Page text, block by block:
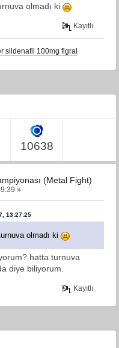
olmadı ki
Kayıtlı
sildenafil 100mg figral
10638
(Metal Fight)
»
13:27:25
olmadı ki
hatta turnuva
diye biliyorum.
Kayıtlı